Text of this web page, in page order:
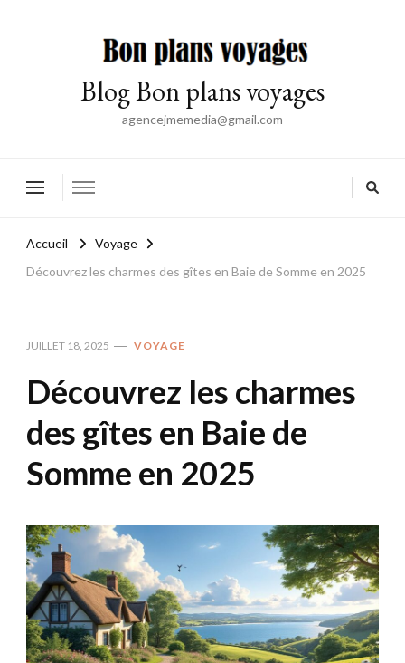
Blog Bon plans voyages
agencejmemedia@gmail.com
Accueil
Voyage
Découvrez les charmes des gîtes en Baie de Somme en 2025
JUILLET 18, 2025 VOYAGE
Découvrez les charmes
des gîtes en Baie de
Somme en 2025